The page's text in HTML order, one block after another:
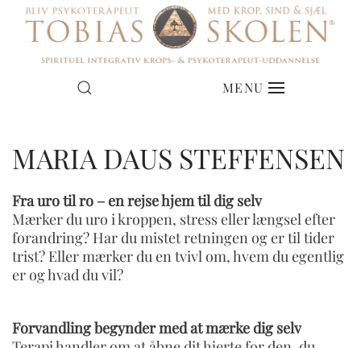
MENU
MARIA DAUS STEFFENSEN
Fra uro til ro – en rejse hjem til dig selv
Mærker du uro i kroppen, stress eller længsel efter
forandring? Har du mistet retningen og er til tider
trist? Eller mærker du en tvivl om, hvem du egentlig
er og hvad du vil?
Forvandling begynder med at mærke dig selv